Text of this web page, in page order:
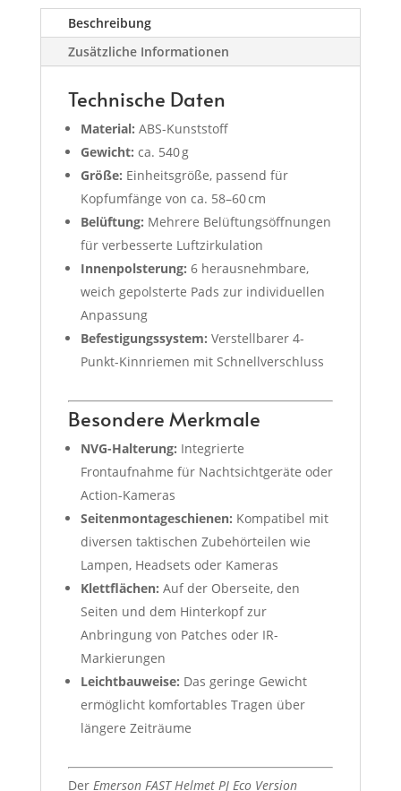
Beschreibung
Zusätzliche Informationen
Technische Daten
Material: ABS-Kunststoff
Gewicht: ca. 540 g
Größe: Einheitsgröße, passend für
Kopfumfänge von ca. 58–60 cm
Belüftung: Mehrere Belüftungsöffnungen
für verbesserte Luftzirkulation
Innenpolsterung: 6 herausnehmbare,
weich gepolsterte Pads zur individuellen
Anpassung
Befestigungssystem: Verstellbarer 4-
Punkt-Kinnriemen mit Schnellverschluss
Besondere Merkmale
NVG-Halterung: Integrierte
Frontaufnahme für Nachtsichtgeräte oder
Action-Kameras
Seitenmontageschienen: Kompatibel mit
diversen taktischen Zubehörteilen wie
Lampen, Headsets oder Kameras
Klettflächen: Auf der Oberseite, den
Seiten und dem Hinterkopf zur
Anbringung von Patches oder IR-
Markierungen
Leichtbauweise: Das geringe Gewicht
ermöglicht komfortables Tragen über
längere Zeiträume
Der Emerson FAST Helmet PJ Eco Version